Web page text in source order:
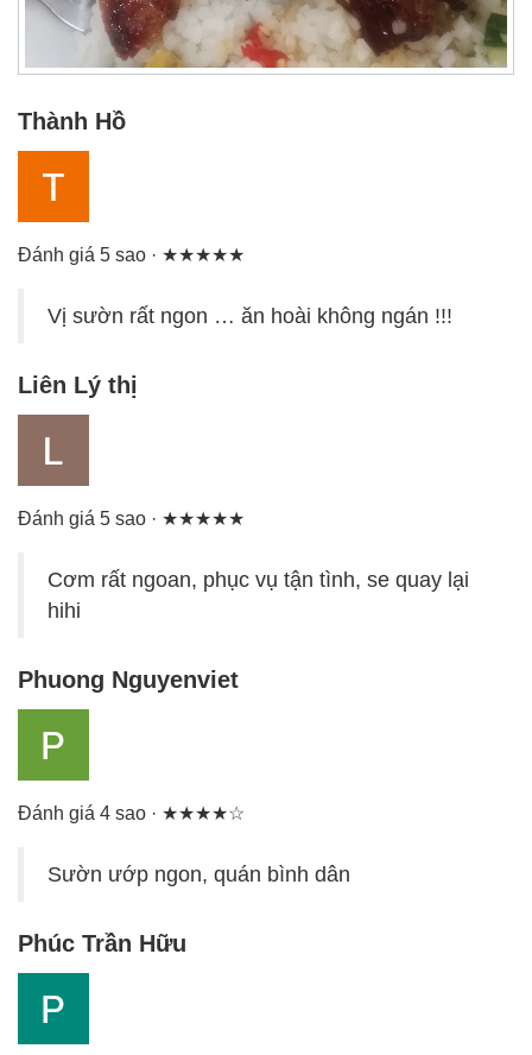
Thành Hồ
Đánh giá 5 sao · ★★★★★
Vị sườn rất ngon … ăn hoài không ngán !!!
Liên Lý thị
Đánh giá 5 sao · ★★★★★
Cơm rất ngoan, phục vụ tận tình, se quay lại
hihi
Phuong Nguyenviet
Đánh giá 4 sao · ★★★★☆
Sườn ướp ngon, quán bình dân
Phúc Trần Hữu